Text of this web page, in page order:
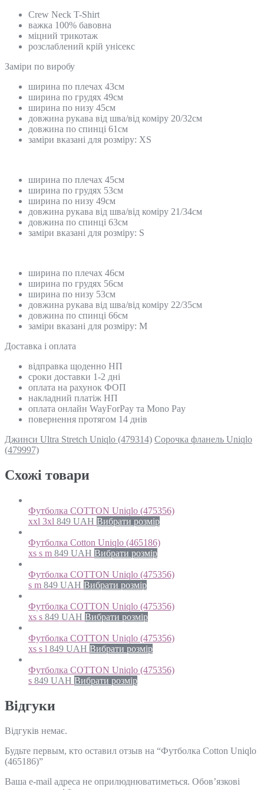
Crew Neck T-Shirt
важка 100% бавовна
міцний трикотаж
розслаблений крій унісекс
Замiри по виробу
ширина по плечах 43см
ширина по грудях 49см
ширина по низу 45см
довжина рукава від шва/від коміру 20/32см
довжина по спинці 61см
заміри вказані для розміру: ХS
ширина по плечах 45см
ширина по грудях 53см
ширина по низу 49см
довжина рукава від шва/від коміру 21/34см
довжина по спинці 63см
заміри вказані для розміру: S
ширина по плечах 46см
ширина по грудях 56см
ширина по низу 53см
довжина рукава від шва/від коміру 22/35см
довжина по спинці 66см
заміри вказані для розміру: М
Доставка і оплата
відправка щоденно НП
сроки доставки 1-2 дні
оплата на рахунок ФОП
накладний платіж НП
оплата онлайн WayForPay та Mono Pay
повернення протягом 14 днів
Джинси Ultrа Stretch Uniqlo (479314) Сорочка фланель Uniqlo
(479997)
Схожi товари
Футболка COTTON Uniqlo (475356)
xxl 3xl 849 UAH Вибрати розмір
Футболка Cotton Uniqlo (465186)
xs s m 849 UAH Вибрати розмір
Футболка COTTON Uniqlo (475356)
s m 849 UAH Вибрати розмір
Футболка COTTON Uniqlo (475356)
xs s 849 UAH Вибрати розмір
Футболка COTTON Uniqlo (475356)
xs s l 849 UAH Вибрати розмір
Футболка COTTON Uniqlo (475356)
s 849 UAH Вибрати розмір
Відгуки
Відгуків немає.
Будьте первым, кто оставил отзыв на “Футболка Cotton Uniqlo
(465186)”
Ваша e-mail адреса не оприлюднюватиметься. Обов’язкові